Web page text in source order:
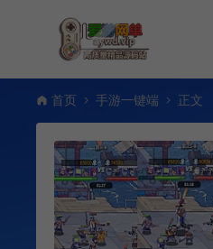
首页 手游一键端 正文